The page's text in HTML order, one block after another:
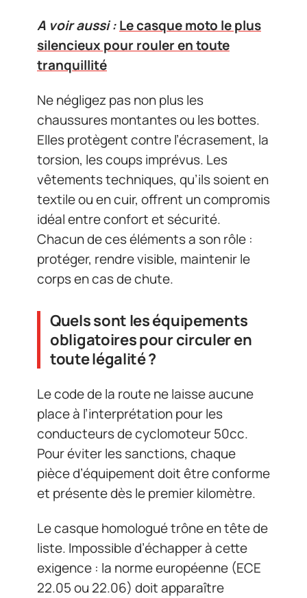
A voir aussi :Le casque moto le plus
silencieux pour rouler en toute
tranquillité
Ne négligez pas non plus les
chaussures montantes ou les bottes.
Elles protègent contre l’écrasement, la
torsion, les coups imprévus. Les
vêtements techniques, qu’ils soient en
textile ou en cuir, offrent un compromis
idéal entre confort et sécurité.
Chacun de ces éléments a son rôle :
protéger, rendre visible, maintenir le
corps en cas de chute.
Quels sont les équipements
obligatoires pour circuler en
toute légalité ?
Le code de la route ne laisse aucune
place à l’interprétation pour les
conducteurs de cyclomoteur 50cc.
Pour éviter les sanctions, chaque
pièce d’équipement doit être conforme
et présente dès le premier kilomètre.
Le casque homologué trône en tête de
liste. Impossible d’échapper à cette
exigence : la norme européenne (ECE
22.05 ou 22.06) doit apparaître